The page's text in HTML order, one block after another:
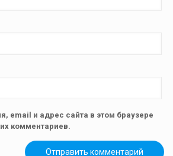
email и адрес сайта в этом браузере
комментариев.